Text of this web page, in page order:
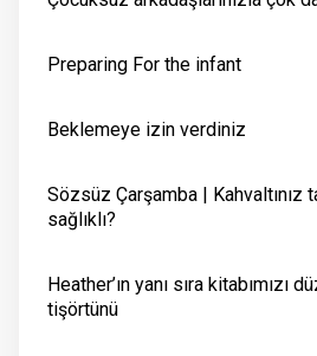
Preparing For the infant
Beklemeye izin verdiniz
Sözsüz Çarşamba | Kahvaltınız
sağlıklı?
Heather’ın yanı sıra kitabımızı
tişörtünü